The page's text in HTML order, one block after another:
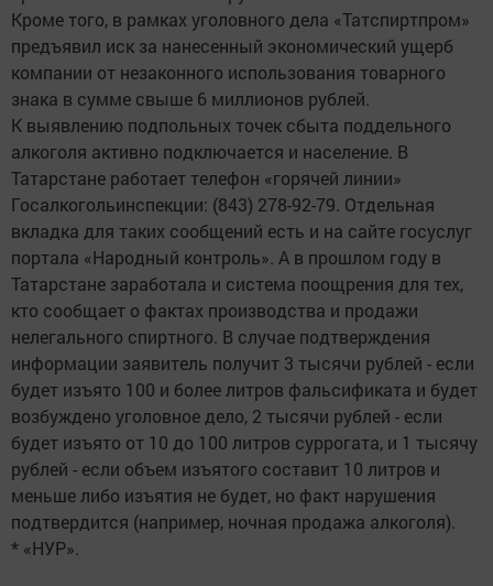
Кроме того, в рамках уголовного дела «Татспиртпром»
предъявил иск за нанесенный экономический ущерб
компании от незаконного использования товарного
знака в сумме свыше 6 миллионов рублей.
К выявлению подпольных точек сбыта поддельного
алкоголя активно подключается и население. В
Татарстане работает телефон «горячей линии»
Госалкогольинспекции: (843) 278-92-79. Отдельная
вкладка для таких сообщений есть и на сайте госуслуг
портала «Народный контроль». А в прошлом году в
Татарстане заработала и система поощрения для тех,
кто сообщает о фактах производства и продажи
нелегального спиртного. В случае подтверждения
информации заявитель получит 3 тысячи рублей - если
будет изъято 100 и более литров фальсификата и будет
возбуждено уголовное дело, 2 тысячи рублей - если
будет изъято от 10 до 100 литров суррогата, и 1 тысячу
рублей - если объем изъятого составит 10 литров и
меньше либо изъятия не будет, но факт нарушения
подтвердится (например, ночная продажа алкоголя).
* «НУР».